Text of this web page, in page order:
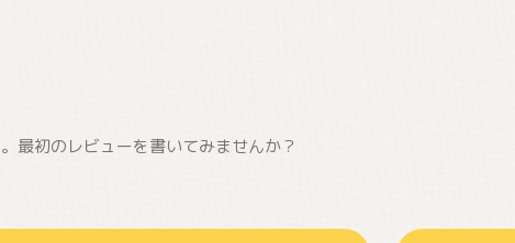
最初のレビューを書いてみませんか？